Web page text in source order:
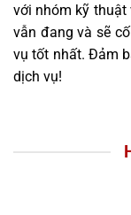
với nhóm kỹ thuật
vẫn đang và sẽ
vụ tốt nhất. Đảm
dịch vụ!